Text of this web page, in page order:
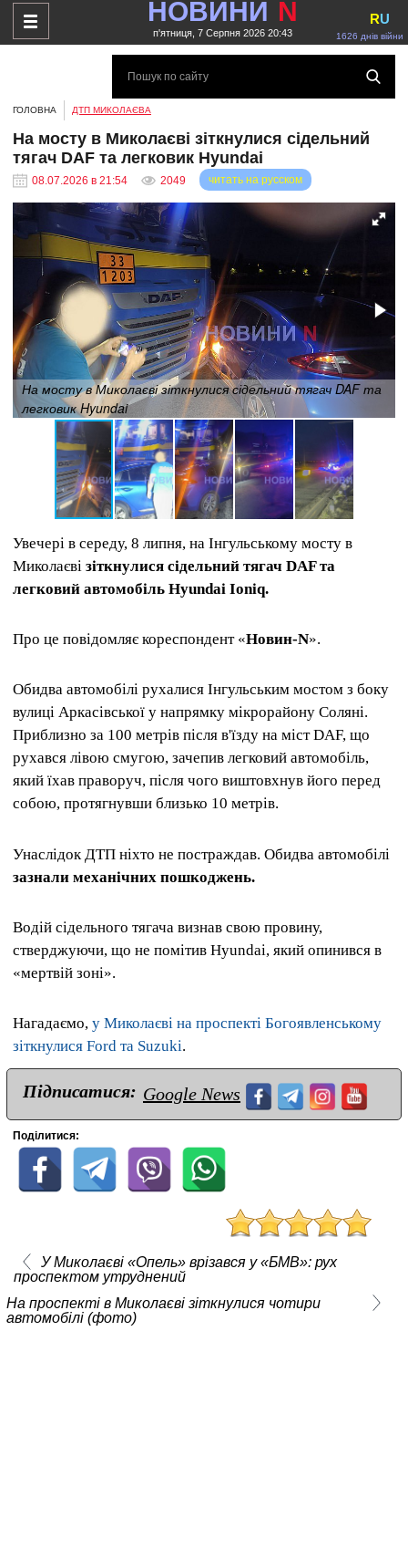
НОВИНИ N
п'ятниця, 7 Серпня 2026 20:43 1626 днів війни
RU
ГОЛОВНА ДТП МИКОЛАЄВА
На мосту в Миколаєві зіткнулися сідельний
тягач DAF та легковик Hyundai
08.07.2026 в 21:54 2049 читать на русском
На мосту в Миколаєві зіткнулися сідельний тягач DAF та
легковик Hyundai
Увечері в середу, 8 липня, на Інгульському мосту в
Миколаєві зіткнулися сідельний тягач DAF та
легковий автомобіль Hyundai Ioniq.
Про це повідомляє кореспондент «Новин-N».
Обидва автомобілі рухалися Інгульським мостом з боку
вулиці Аркасівської у напрямку мікрорайону Соляні.
Приблизно за 100 метрів після в'їзду на міст DAF, що
рухався лівою смугою, зачепив легковий автомобіль,
який їхав праворуч, після чого виштовхнув його перед
собою, протягнувши близько 10 метрів.
Унаслідок ДТП ніхто не постраждав. Обидва автомобілі
зазнали механічних пошкоджень.
Водій сідельного тягача визнав свою провину,
стверджуючи, що не помітив Hyundai, який опинився в
«мертвій зоні».
Нагадаємо, у Миколаєві на проспекті Богоявленському
зіткнулися Ford та Suzuki.
Підписатися: Google News
Поділитися:
У Миколаєві «Опель» врізався у «БМВ»: рух
проспектом утруднений
На проспекті в Миколаєві зіткнулися чотири
автомобілі (фото)